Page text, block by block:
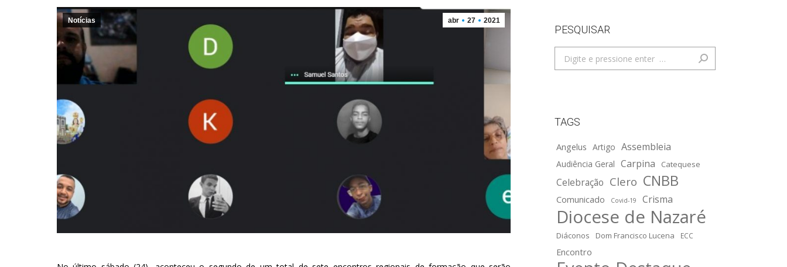
abr 27 2021
Notícias
PESQUISAR
Search:
TAGS
Angelus Artigo Assembleia
Audiência Geral Carpina Catequese
Celebração Clero CNBB
Comunicado Covid-19 Crisma
Diocese de Nazaré
Diáconos Dom Francisco Lucena ECC
Encontro